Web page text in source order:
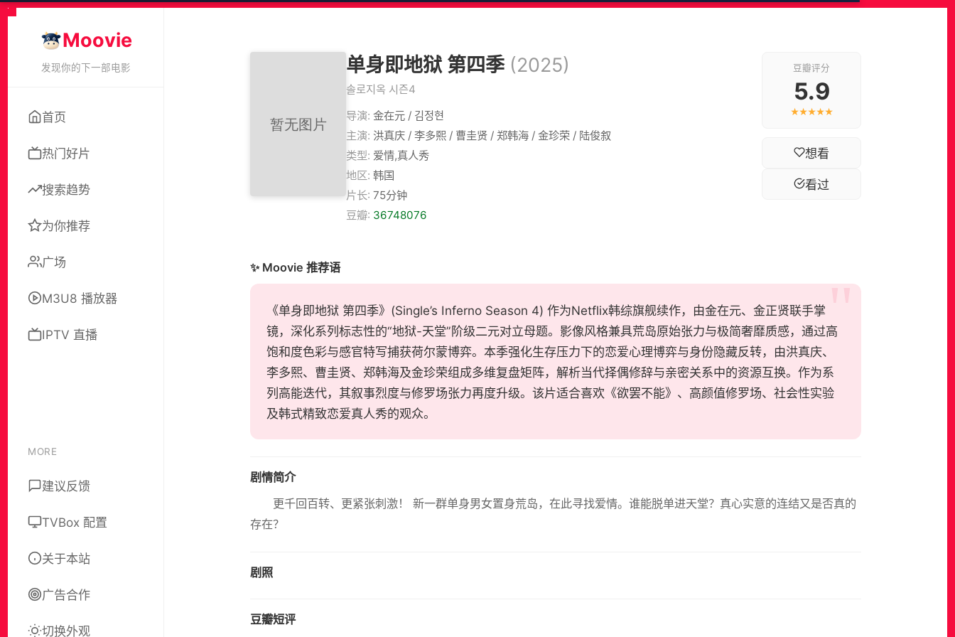
Moovie
发现你的下一部电影
首页
热门好片
搜索趋势
为你推荐
广场
M3U8 播放器
IPTV 直播
MORE
建议反馈
TVBox 配置
关于本站
广告合作
切换外观
单身即地狱 第四季 (2025)
솔로지옥 시즌4
导演: 金在元 / 김정현
主演: 洪真庆 / 李多熙 / 曹圭贤 / 郑韩海 / 金珍荣 / 陆俊叙
类型: 爱情,真人秀
地区: 韩国
片长: 75分钟
豆瓣: 36748076
豆瓣评分
5.9
★★★★★
想看
看过
✨ Moovie 推荐语
《单身即地狱 第四季》(Single’s Inferno Season 4) 作为Netflix韩综旗舰续作，由金在元、金正贤联手掌
镜，深化系列标志性的“地狱-天堂”阶级二元对立母题。影像风格兼具荒岛原始张力与极简奢靡质感，通过高
饱和度色彩与感官特写捕获荷尔蒙博弈。本季强化生存压力下的恋爱心理博弈与身份隐藏反转，由洪真庆、
李多熙、曹圭贤、郑韩海及金珍荣组成多维复盘矩阵，解析当代择偶修辞与亲密关系中的资源互换。作为系
列高能迭代，其叙事烈度与修罗场张力再度升级。该片适合喜欢《欲罢不能》、高颜值修罗场、社会性实验
及韩式精致恋爱真人秀的观众。
剧情简介
更千回百转、更紧张刺激！ 新一群单身男女置身荒岛，在此寻找爱情。谁能脱单进天堂？真心实意的连结又是否真的
存在？
剧照
豆瓣短评